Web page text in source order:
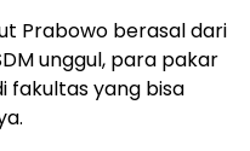
Prabowo berasal dari
unggul, para pakar
fakultas yang bisa